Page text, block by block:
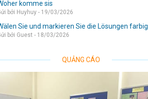
komme sis
bởi Huyhuy - 19/03/2026
Sie und markieren Sie die Lösungen farbig
bởi Guest - 18/03/2026
QUẢNG CÁO